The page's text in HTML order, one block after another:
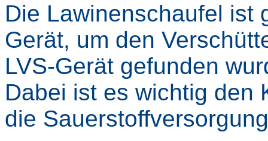
Die Lawinenschaufel ist
Gerät, um den
LVS-Gerät gefunden
Dabei ist es wichtig den
die